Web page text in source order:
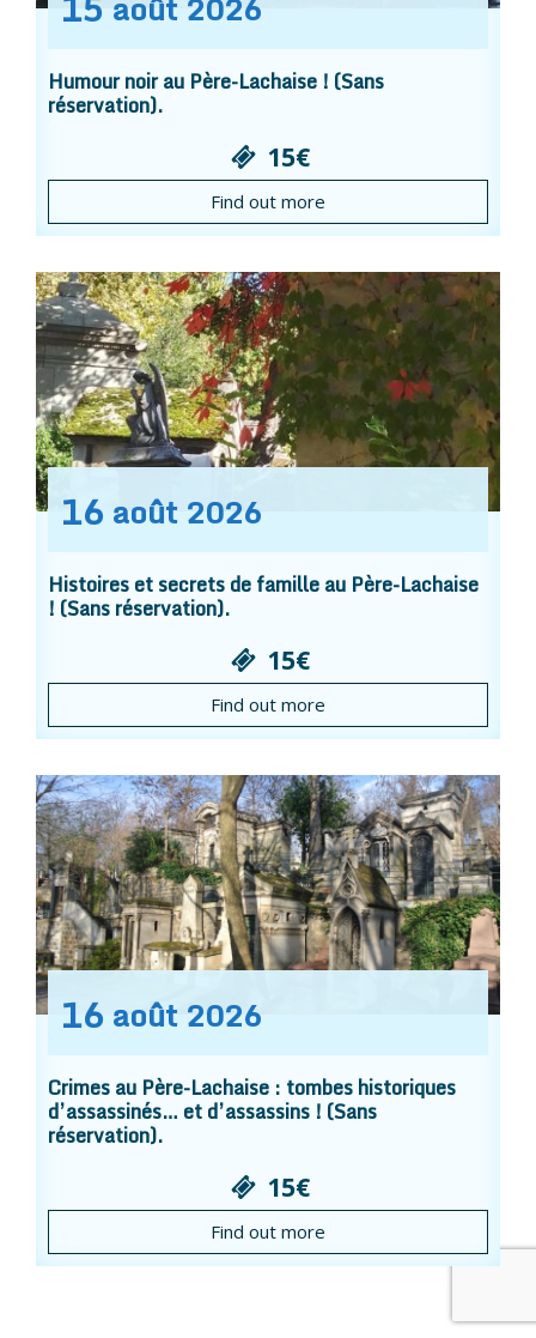
Humour noir au Père-Lachaise ! (Sans
réservation).
15€
Find out more
16 août 2026
Histoires et secrets de famille au Père-Lachaise
! (Sans réservation).
15€
Find out more
16 août 2026
Crimes au Père-Lachaise : tombes historiques
d’assassinés… et d’assassins ! (Sans
réservation).
15€
Find out more